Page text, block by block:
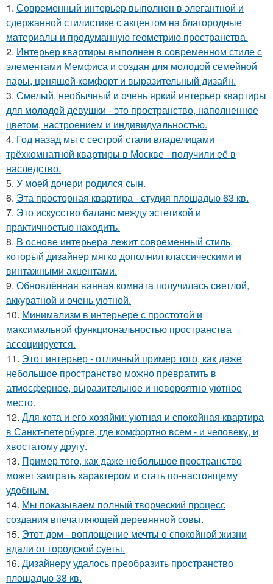
1. Современный интерьер выполнен в элегантной и
сдержанной стилистике с акцентом на благородные
материалы и продуманную геометрию пространства.
2. Интерьер квартиры выполнен в современном стиле с
элементами Мемфиса и создан для молодой семейной
пары, ценящей комфорт и выразительный дизайн.
3. Смелый, необычный и очень яркий интерьер квартиры
для молодой девушки - это пространство, наполненное
цветом, настроением и индивидуальностью.
4. Год назад мы с сестрой стали владелицами
трёхкомнатной квартиры в Москве - получили её в
наследство.
5. У моей дочери родился сын.
6. Эта просторная квартира - студия площадью 63 кв.
7. Это искусство баланс между эстетикой и
практичностью находить.
8. В основе интерьера лежит современный стиль,
который дизайнер мягко дополнил классическими и
винтажными акцентами.
9. Обновлённая ванная комната получилась светлой,
аккуратной и очень уютной.
10. Минимализм в интерьере с простотой и
максимальной функциональностью пространства
ассоциируется.
11. Этот интерьер - отличный пример того, как даже
небольшое пространство можно превратить в
атмосферное, выразительное и невероятно уютное
место.
12. Для кота и его хозяйки: уютная и спокойная квартира
в Санкт-петербурге, где комфортно всем - и человеку, и
хвостатому другу.
13. Пример того, как даже небольшое пространство
может заиграть характером и стать по-настоящему
удобным.
14. Мы показываем полный творческий процесс
создания впечатляющей деревянной совы.
15. Этот дом - воплощение мечты о спокойной жизни
вдали от городской суеты.
16. Дизайнеру удалось преобразить пространство
площадью 38 кв.